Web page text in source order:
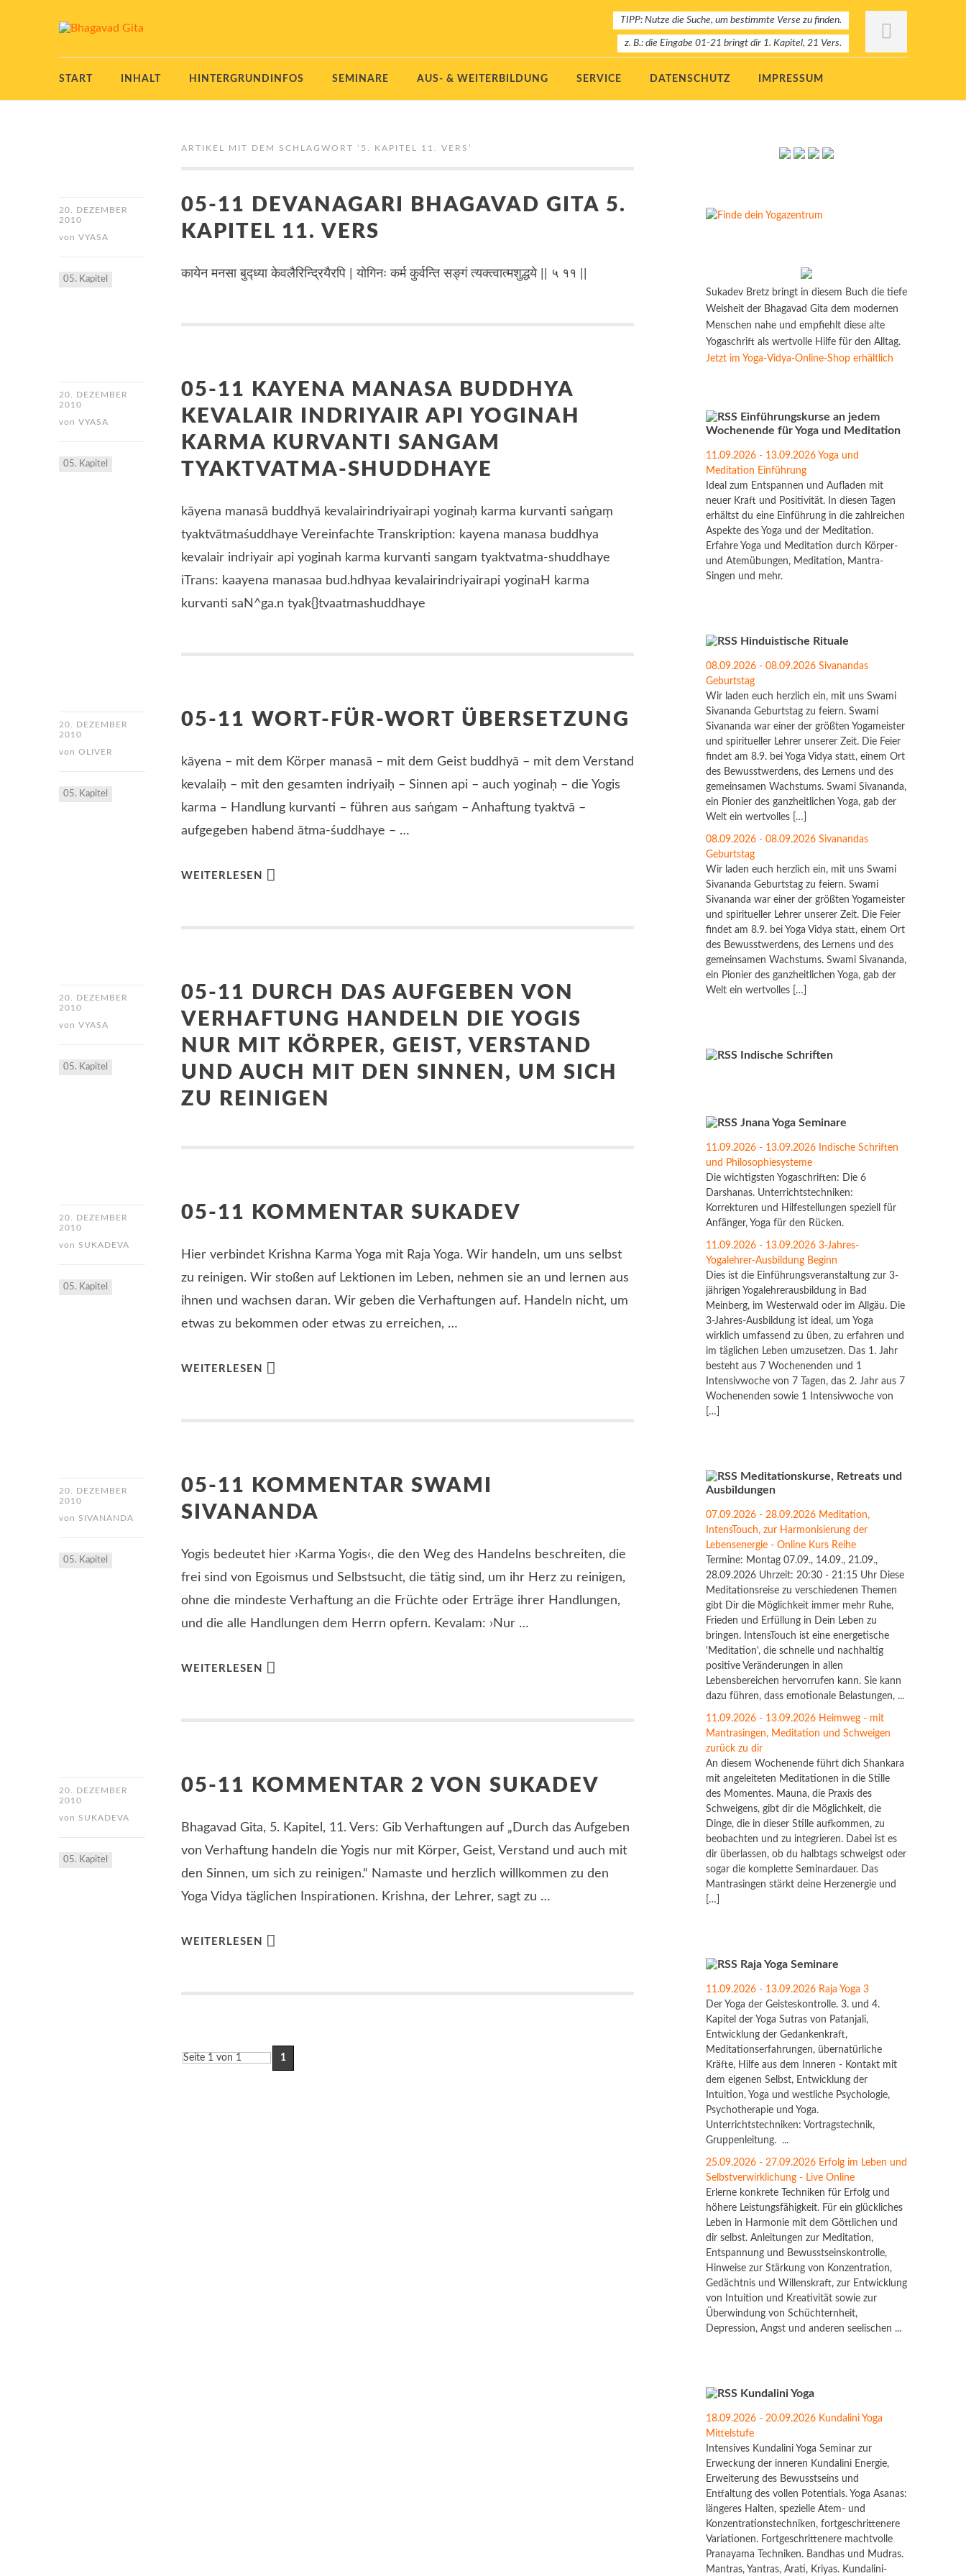
TIPP: Nutze die Suche, um bestimmte Verse zu finden.
z. B.: die Eingabe 01-21 bringt dir 1. Kapitel, 21 Vers.
START INHALT HINTERGRUNDINFOS SEMINARE AUS- & WEITERBILDUNG SERVICE DATENSCHUTZ IMPRESSUM
ARTIKEL MIT DEM SCHLAGWORT ‘ 5. KAPITEL 11. VERS ’
20. DEZEMBER
2010
von VYASA
05. Kapitel
05-11 DEVANAGARI BHAGAVAD GITA 5.
KAPITEL 11. VERS
कायेन मनसा बुद्ध्या केवलैरिन्द्रियैरपि | योगिनः कर्म कुर्वन्ति सङ्गं त्यक्त्वात्मशुद्धये || ५ ११ ||
20. DEZEMBER
2010
von VYASA
05. Kapitel
05-11 KAYENA MANASA BUDDHYA
KEVALAIR INDRIYAIR API YOGINAH
KARMA KURVANTI SANGAM
TYAKTVATMA-SHUDDHAYE
kāyena manasā buddhyā kevalairindriyairapi yoginaḥ karma kurvanti saṅgaṃ
tyaktvātmaśuddhaye Vereinfachte Transkription: kayena manasa buddhya
kevalair indriyair api yoginah karma kurvanti sangam tyaktvatma-shuddhaye
iTrans: kaayena manasaa bud.hdhyaa kevalairindriyairapi yoginaH karma
kurvanti saN^ga.n tyak{}tvaatmashuddhaye
20. DEZEMBER
2010
von OLIVER
05. Kapitel
05-11 WORT-FÜR-WORT ÜBERSETZUNG
kāyena – mit dem Körper manasā – mit dem Geist buddhyā – mit dem Verstand
kevalaiḥ – mit den gesamten indriyaiḥ – Sinnen api – auch yoginaḥ – die Yogis
karma – Handlung kurvanti – führen aus saṅgam – Anhaftung tyaktvā –
aufgegeben habend ātma-śuddhaye – …
WEITERLESEN
20. DEZEMBER
2010
von VYASA
05. Kapitel
05-11 DURCH DAS AUFGEBEN VON
VERHAFTUNG HANDELN DIE YOGIS
NUR MIT KÖRPER, GEIST, VERSTAND
UND AUCH MIT DEN SINNEN, UM SICH
ZU REINIGEN
20. DEZEMBER
2010
von SUKADEVA
05. Kapitel
05-11 KOMMENTAR SUKADEV
Hier verbindet Krishna Karma Yoga mit Raja Yoga. Wir handeln, um uns selbst
zu reinigen. Wir stoßen auf Lektionen im Leben, nehmen sie an und lernen aus
ihnen und wachsen daran. Wir geben die Verhaftungen auf. Handeln nicht, um
etwas zu bekommen oder etwas zu erreichen, …
WEITERLESEN
20. DEZEMBER
2010
von SIVANANDA
05. Kapitel
05-11 KOMMENTAR SWAMI
SIVANANDA
Yogis bedeutet hier ›Karma Yogis‹, die den Weg des Handelns beschreiten, die
frei sind von Egoismus und Selbstsucht, die tätig sind, um ihr Herz zu reinigen,
ohne die mindeste Verhaftung an die Früchte oder Erträge ihrer Handlungen,
und die alle Handlungen dem Herrn opfern. Kevalam: ›Nur …
WEITERLESEN
20. DEZEMBER
2010
von SUKADEVA
05. Kapitel
05-11 KOMMENTAR 2 VON SUKADEV
Bhagavad Gita, 5. Kapitel, 11. Vers: Gib Verhaftungen auf „Durch das Aufgeben
von Verhaftung handeln die Yogis nur mit Körper, Geist, Verstand und auch mit
den Sinnen, um sich zu reinigen.“ Namaste und herzlich willkommen zu den
Yoga Vidya täglichen Inspirationen. Krishna, der Lehrer, sagt zu …
WEITERLESEN
Seite 1 von 1 1
Sukadev Bretz bringt in diesem Buch die tiefe
Weisheit der Bhagavad Gita dem modernen
Menschen nahe und empfiehlt diese alte
Yogaschrift als wertvolle Hilfe für den Alltag.
Jetzt im Yoga-Vidya-Online-Shop erhältlich
Einführungskurse an jedem
Wochenende für Yoga und Meditation
11.09.2026 - 13.09.2026 Yoga und
Meditation Einführung
Ideal zum Entspannen und Aufladen mit
neuer Kraft und Positivität. In diesen Tagen
erhältst du eine Einführung in die zahlreichen
Aspekte des Yoga und der Meditation.
Erfahre Yoga und Meditation durch Körper-
und Atemübungen, Meditation, Mantra-
Singen und mehr.
Hinduistische Rituale
08.09.2026 - 08.09.2026 Sivanandas
Geburtstag
Wir laden euch herzlich ein, mit uns Swami
Sivananda Geburtstag zu feiern. Swami
Sivananda war einer der größten Yogameister
und spiritueller Lehrer unserer Zeit. Die Feier
findet am 8.9. bei Yoga Vidya statt, einem Ort
des Bewusstwerdens, des Lernens und des
gemeinsamen Wachstums. Swami Sivananda,
ein Pionier des ganzheitlichen Yoga, gab der
Welt ein wertvolles […]
08.09.2026 - 08.09.2026 Sivanandas
Geburtstag
Wir laden euch herzlich ein, mit uns Swami
Sivananda Geburtstag zu feiern. Swami
Sivananda war einer der größten Yogameister
und spiritueller Lehrer unserer Zeit. Die Feier
findet am 8.9. bei Yoga Vidya statt, einem Ort
des Bewusstwerdens, des Lernens und des
gemeinsamen Wachstums. Swami Sivananda,
ein Pionier des ganzheitlichen Yoga, gab der
Welt ein wertvolles […]
Indische Schriften
Jnana Yoga Seminare
11.09.2026 - 13.09.2026 Indische Schriften
und Philosophiesysteme
Die wichtigsten Yogaschriften: Die 6
Darshanas. Unterrichtstechniken:
Korrekturen und Hilfestellungen speziell für
Anfänger, Yoga für den Rücken.
11.09.2026 - 13.09.2026 3-Jahres-
Yogalehrer-Ausbildung Beginn
Dies ist die Einführungsveranstaltung zur 3-
jährigen Yogalehrerausbildung in Bad
Meinberg, im Westerwald oder im Allgäu. Die
3-Jahres-Ausbildung ist ideal, um Yoga
wirklich umfassend zu üben, zu erfahren und
im täglichen Leben umzusetzen. Das 1. Jahr
besteht aus 7 Wochenenden und 1
Intensivwoche von 7 Tagen, das 2. Jahr aus 7
Wochenenden sowie 1 Intensivwoche von
[…]
Meditationskurse, Retreats und
Ausbildungen
07.09.2026 - 28.09.2026 Meditation,
IntensTouch, zur Harmonisierung der
Lebensenergie - Online Kurs Reihe
Termine: Montag 07.09., 14.09., 21.09.,
28.09.2026 Uhrzeit: 20:30 - 21:15 Uhr Diese
Meditationsreise zu verschiedenen Themen
gibt Dir die Möglichkeit immer mehr Ruhe,
Frieden und Erfüllung in Dein Leben zu
bringen. IntensTouch ist eine energetische
'Meditation', die schnelle und nachhaltig
positive Veränderungen in allen
Lebensbereichen hervorrufen kann. Sie kann
dazu führen, dass emotionale Belastungen, ...
11.09.2026 - 13.09.2026 Heimweg - mit
Mantrasingen, Meditation und Schweigen
zurück zu dir
An diesem Wochenende führt dich Shankara
mit angeleiteten Meditationen in die Stille
des Momentes. Mauna, die Praxis des
Schweigens, gibt dir die Möglichkeit, die
Dinge, die in dieser Stille aufkommen, zu
beobachten und zu integrieren. Dabei ist es
dir überlassen, ob du halbtags schweigst oder
sogar die komplette Seminardauer. Das
Mantrasingen stärkt deine Herzenergie und
[…]
Raja Yoga Seminare
11.09.2026 - 13.09.2026 Raja Yoga 3
Der Yoga der Geisteskontrolle. 3. und 4.
Kapitel der Yoga Sutras von Patanjali,
Entwicklung der Gedankenkraft,
Meditationserfahrungen, übernatürliche
Kräfte, Hilfe aus dem Inneren - Kontakt mit
dem eigenen Selbst, Entwicklung der
Intuition, Yoga und westliche Psychologie,
Psychotherapie und Yoga.
Unterrichtstechniken: Vortragstechnik,
Gruppenleitung. ...
25.09.2026 - 27.09.2026 Erfolg im Leben und
Selbstverwirklichung - Live Online
Erlerne konkrete Techniken für Erfolg und
höhere Leistungsfähigkeit. Für ein glückliches
Leben in Harmonie mit dem Göttlichen und
dir selbst. Anleitungen zur Meditation,
Entspannung und Bewusstseinskontrolle,
Hinweise zur Stärkung von Konzentration,
Gedächtnis und Willenskraft, zur Entwicklung
von Intuition und Kreativität sowie zur
Überwindung von Schüchternheit,
Depression, Angst und anderen seelischen ...
Kundalini Yoga
18.09.2026 - 20.09.2026 Kundalini Yoga
Mittelstufe
Intensives Kundalini Yoga Seminar zur
Erweckung der inneren Kundalini Energie,
Erweiterung des Bewusstseins und
Entfaltung des vollen Potentials. Yoga Asanas:
längeres Halten, spezielle Atem- und
Konzentrationstechniken, fortgeschrittenere
Variationen. Fortgeschrittenere machtvolle
Pranayama Techniken. Bandhas und Mudras.
Mantras, Yantras, Arati, Kriyas. Kundalini-